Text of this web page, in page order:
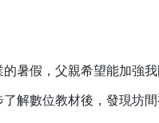
假，父親希望能加強我
解數位教材後，發現坊